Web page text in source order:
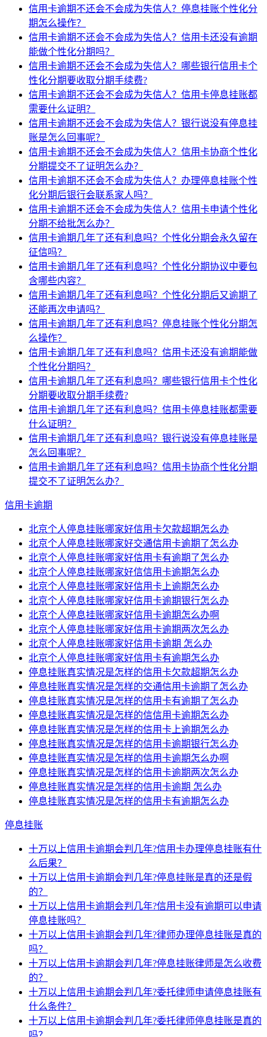
信用卡逾期不还会不会成为失信人？停息挂账个性化分
期怎么操作？
信用卡逾期不还会不会成为失信人？信用卡还没有逾期
能做个性化分期吗？
信用卡逾期不还会不会成为失信人？哪些银行信用卡个
性化分期要收取分期手续费?
信用卡逾期不还会不会成为失信人？信用卡停息挂账都
需要什么证明？
信用卡逾期不还会不会成为失信人？银行说没有停息挂
账是怎么回事呢？
信用卡逾期不还会不会成为失信人？信用卡协商个性化
分期提交不了证明怎么办？
信用卡逾期不还会不会成为失信人？办理停息挂账个性
化分期后银行会联系家人吗？
信用卡逾期不还会不会成为失信人？信用卡申请个性化
分期不给批怎么办？
信用卡逾期几年了还有利息吗？个性化分期会永久留在
征信吗？
信用卡逾期几年了还有利息吗？个性化分期协议中要包
含哪些内容？
信用卡逾期几年了还有利息吗？个性化分期后又逾期了
还能再次申请吗？
信用卡逾期几年了还有利息吗？停息挂账个性化分期怎
么操作？
信用卡逾期几年了还有利息吗？信用卡还没有逾期能做
个性化分期吗？
信用卡逾期几年了还有利息吗？哪些银行信用卡个性化
分期要收取分期手续费?
信用卡逾期几年了还有利息吗？信用卡停息挂账都需要
什么证明？
信用卡逾期几年了还有利息吗？银行说没有停息挂账是
怎么回事呢？
信用卡逾期几年了还有利息吗？信用卡协商个性化分期
提交不了证明怎么办？
信用卡逾期
北京个人停息挂账哪家好信用卡欠款超期怎么办
北京个人停息挂账哪家好交通信用卡逾期了怎么办
北京个人停息挂账哪家好信用卡有逾期了怎么办
北京个人停息挂账哪家好信信用卡逾期怎么办
北京个人停息挂账哪家好信用卡上逾期怎么办
北京个人停息挂账哪家好信用卡逾期银行怎么办
北京个人停息挂账哪家好信用卡逾期怎么办啊
北京个人停息挂账哪家好信用卡逾期两次怎么办
北京个人停息挂账哪家好信用卡逾期 怎么办
北京个人停息挂账哪家好信用卡有逾期怎么办
停息挂账真实情况是怎样的信用卡欠款超期怎么办
停息挂账真实情况是怎样的交通信用卡逾期了怎么办
停息挂账真实情况是怎样的信用卡有逾期了怎么办
停息挂账真实情况是怎样的信信用卡逾期怎么办
停息挂账真实情况是怎样的信用卡上逾期怎么办
停息挂账真实情况是怎样的信用卡逾期银行怎么办
停息挂账真实情况是怎样的信用卡逾期怎么办啊
停息挂账真实情况是怎样的信用卡逾期两次怎么办
停息挂账真实情况是怎样的信用卡逾期 怎么办
停息挂账真实情况是怎样的信用卡有逾期怎么办
停息挂账
十万以上信用卡逾期会判几年?信用卡办理停息挂账有什
么后果？
十万以上信用卡逾期会判几年?停息挂账是真的还是假
的？
十万以上信用卡逾期会判几年?信用卡没有逾期可以申请
停息挂账吗？
十万以上信用卡逾期会判几年?律师办理停息挂账是真的
吗？
十万以上信用卡逾期会判几年?停息挂账律师是怎么收费
的？
十万以上信用卡逾期会判几年?委托律师申请停息挂账有
什么条件？
十万以上信用卡逾期会判几年?委托律师停息挂账是真的
吗？